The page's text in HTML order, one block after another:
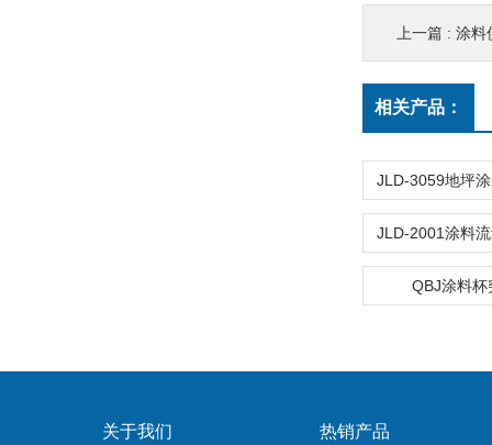
上一篇 : 涂料
相关产品：
QBJ涂料杯
关于我们 热销产品